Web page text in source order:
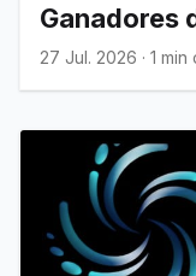
Ganadores
27 Jul. 2026 · 1 min